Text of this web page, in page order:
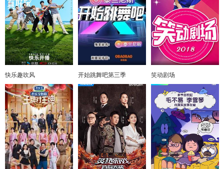
快乐趣吹风 开始跳舞吧第三季 笑动剧场